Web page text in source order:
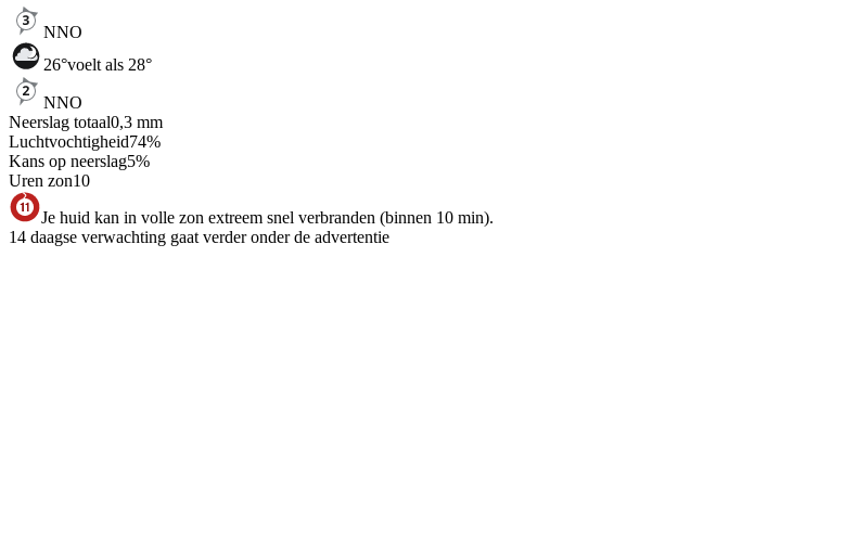
NNO
26°voelt als 28°
NNO
Neerslag totaal0,3 mm
Luchtvochtigheid74%
Kans op neerslag5%
Uren zon10
Je huid kan in volle zon extreem snel verbranden (binnen 10 min).
14 daagse verwachting gaat verder onder de advertentie